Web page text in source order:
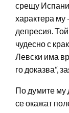
срещу
характера му
депресия.
чудесно с
Левски има
го доказва“,
По думите му
се окажат